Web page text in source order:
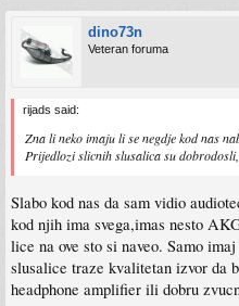
dino73n
Veteran foruma
rijads said:
Zna li neko imaju li se negdje kod nas
Prijedlozi slicnih slusalica su
Slabo kod nas da sam vidio
kod njih ima svega,imas nesto
lice na ove sto si naveo. Samo
slusalice traze kvalitetan izvor da
headphone amplifier ili dobru